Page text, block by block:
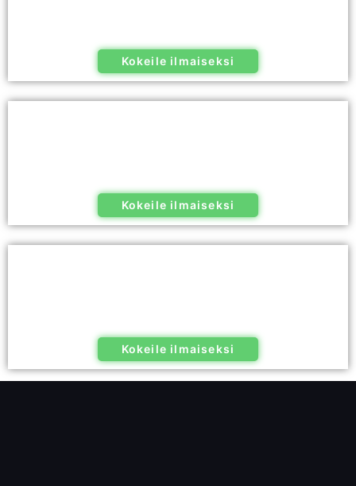
Kokeile ilmaiseksi
Kokeile ilmaiseksi
Kokeile ilmaiseksi